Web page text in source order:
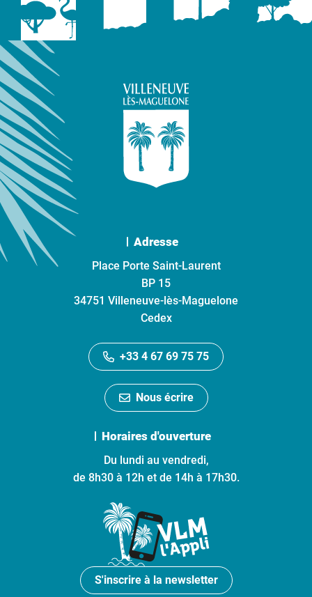
Adresse
Place Porte Saint-Laurent
BP 15
34751 Villeneuve-lès-Maguelone
Cedex
+33 4 67 69 75 75
Nous écrire
Horaires d'ouverture
Du lundi au vendredi,
de 8h30 à 12h et de 14h à 17h30.
S'inscrire à la newsletter